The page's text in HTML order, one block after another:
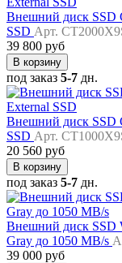
Внешний диск SSD
SSD Арт.
39 800 руб
В корзину
под заказ 5-7 дн.
Внешний диск SSD
SSD Арт.
20 560 руб
В корзину
под заказ 5-7 дн.
Внешний диск SSD
Gray до 1050 MB/s
39 000 руб